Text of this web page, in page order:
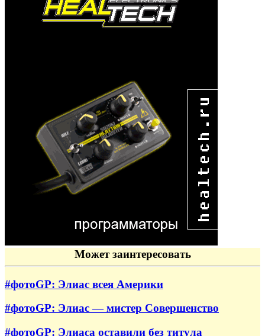
Может заинтересовать
#фотоGP: Элиас всея Америки
#фотоGP: Элиас — мистер Совершенство
#фотоGP: Элиаса оставили без титула